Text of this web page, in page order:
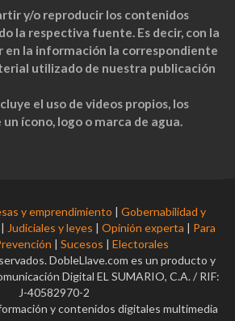
y/o reproducir los contenidos
la respectiva fuente. Es decir, con la
en la información la correspondiente
utilizado de nuestra publicación
el uso de videos propios, los
ícono, logo o marca de agua.
y emprendimiento | Gobernabilidad y
| Judiciales y leyes | Opinión experta | Para
| Sucesos | Electorales
DobleLlave.com es un producto y
Digital EL SUMARIO, C.A. / RIF:
J-40582970-2
y contenidos digitales multimedia